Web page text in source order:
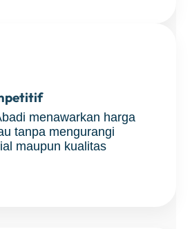
menawarkan harga
tanpa mengurangi
maupun kualitas